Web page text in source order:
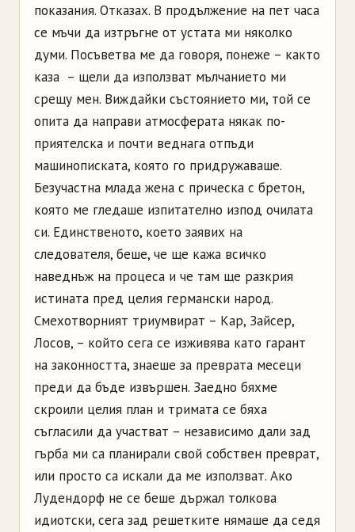
показания. Отказах. В продължение на пет часа
се мъчи да изтръгне от устата ми няколко
думи. Посъветва ме да говоря, понеже – както
каза – щели да използват мълчанието ми
срещу мен. Виждайки състоянието ми, той се
опита да направи атмосферата някак по-
приятелска и почти веднага отпъди
машинописката, която го придружаваше.
Безучастна млада жена с прическа с бретон,
която ме гледаше изпитателно изпод очилата
си. Единственото, което заявих на
следователя, беше, че ще кажа всичко
наведнъж на процеса и че там ще разкрия
истината пред целия германски народ.
Смехотворният триумвират – Кар, Зайсер,
Лосов, – който сега се изживява като гарант
на законността, знаеше за преврата месеци
преди да бъде извършен. Заедно бяхме
скроили целия план и тримата се бяха
съгласили да участват – независимо дали зад
гърба ми са планирали свой собствен преврат,
или просто са искали да ме използват. Ако
Лудендорф не се беше държал толкова
идиотски, сега зад решетките нямаше да седя